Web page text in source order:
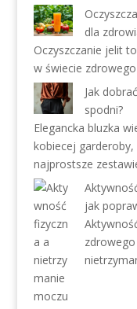
dla
Oczyszczanie jelit
w świecie
Jak
spodni?
Elegancka bluzka
kobiecej
najprostsze
jak